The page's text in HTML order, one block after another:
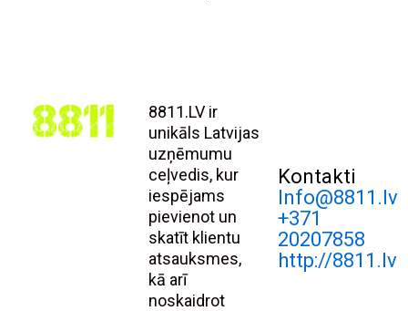
8811.LV ir
unikāls Latvijas
uzņēmumu
ceļvedis, kur
iespējams
pievienot un
skatīt klientu
atsauksmes,
kā arī
noskaidrot
Kontakti
Info@8811.lv
+371
20207858
http://8811.lv